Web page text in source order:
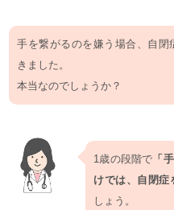
手を繋がるのを嫌う場合、自閉
きました。
本当なのでしょうか？
1歳の段階で 「
けでは、自閉症
しょう。